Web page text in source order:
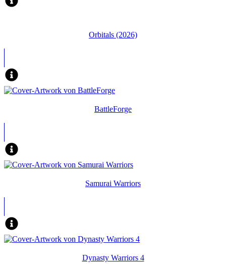
Orbitals (2026)
BattleForge
Samurai Warriors
Dynasty Warriors 4